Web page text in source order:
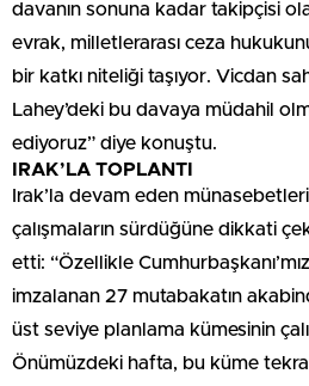
davanın sonuna kadar takipçisi
evrak, milletlerarası ceza
bir katkı niteliği taşıyor. Vicdan
Lahey’deki bu davaya müdahil
ediyoruz” diye konuştu.
IRAK’LA TOPLANTI
Irak’la devam eden
çalışmaların sürdüğüne dikkati
etti: “Özellikle
imzalanan 27 mutabakatın
üst seviye planlama kümesinin
Önümüzdeki hafta, bu küme